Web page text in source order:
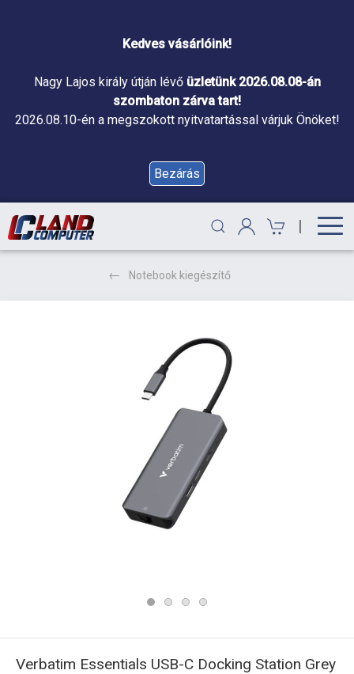
Kedves vásárlóink!
Nagy Lajos király útján lévő üzletünk 2026.08.08-án
szombaton zárva tart!
2026.08.10-én a megszokott nyitvatartással várjuk Önöket!
Bezárás
|
Notebook kiegészítő
Verbatim Essentials USB-C Docking Station Grey